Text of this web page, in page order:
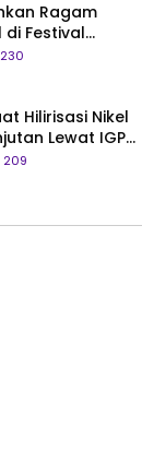
Ragam
di Festival
Umbi Rebus
230
Hilirisasi Nikel
Lewat IGP
209